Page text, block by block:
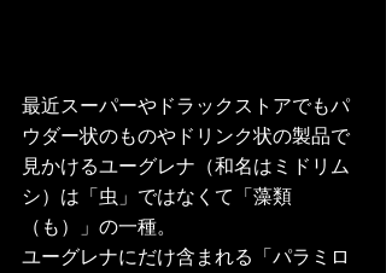
最近スーパーやドラックストアでもパ
ウダー状のものやドリンク状の製品で
見かけるユーグレナ（和名はミドリム
シ）は「虫」ではなくて「藻類
（も）」の一種。
ユーグレナにだけ含まれる「パラミロ